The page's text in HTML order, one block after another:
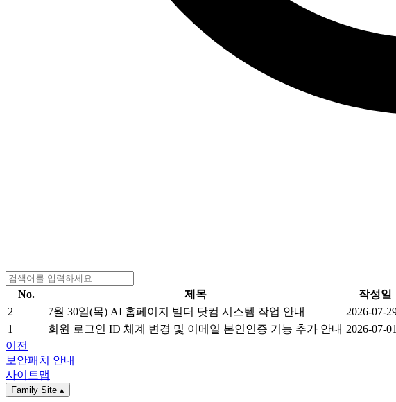
No. 제목
작성일
2
7월 30일(목) AI 홈페이지 빌더 닷컴 시스템 작업 안내
2026-07-
1
회원 로그인 ID 체계 변경 및 이메일 본인인증 기능 추가 안내 2026-07-01
이전
보안패치 안내
사이트맵
Family Site ▴